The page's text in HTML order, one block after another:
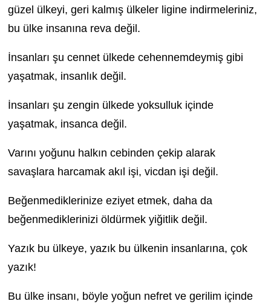
güzel ülkeyi, geri kalmış ülkeler ligine indirmeleriniz,
bu ülke insanına reva değil.
İnsanları şu cennet ülkede cehennemdeymiş gibi
yaşatmak, insanlık değil.
İnsanları şu zengin ülkede yoksulluk içinde
yaşatmak, insanca değil.
Varını yoğunu halkın cebinden çekip alarak
savaşlara harcamak akıl işi, vicdan işi değil.
Beğenmediklerinize eziyet etmek, daha da
beğenmediklerinizi öldürmek yiğitlik değil.
Yazık bu ülkeye, yazık bu ülkenin insanlarına, çok
yazık!
Bu ülke insanı, böyle yoğun nefret ve gerilim içinde